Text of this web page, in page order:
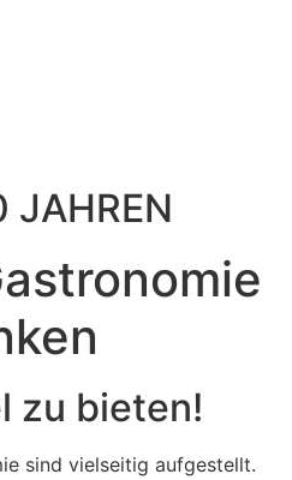
JAHREN
zu bieten!
sind vielseitig aufgestellt.